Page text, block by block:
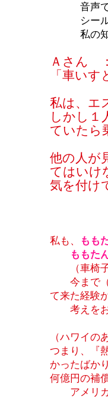
音声で「
シールな
私の知る
Ａさん
「車い
私は、エ
しかし１
ていたら
他の人が
てはいけ
気を付け
私も、
もも
ももた
（車椅子
今まで（
て来た経験
考えをお
（ハワイの
つまり、『
かったばか
何億円の補
アメリカ